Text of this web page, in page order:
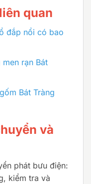
quan
đắp nổi có bao
rạn Bát
Bát Tràng
và
phát bưu điện:
kiểm tra và